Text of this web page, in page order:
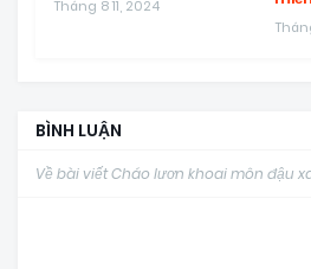
Tháng 8 11, 2024
BÌNH LUẬN
Về bài viết Cháo lươn khoai môn đậu